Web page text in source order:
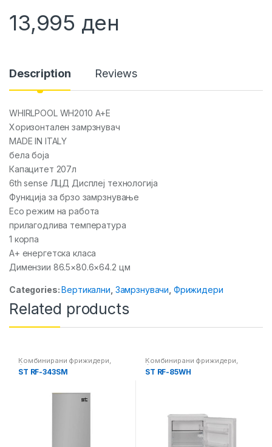
13,995 ден
Description Reviews
WHIRLPOOL WH2010 A+E
Хоризонтален замрзнувач
MADE IN ITALY
бела боја
Капацитет 207л
6th sense ЛЦД Дисплеј технологија
Функција за брзо замрзнување
Еco режим на работа
прилагодлива температура
1 корпа
А+ енергетска класа
Димензии 86.5×80.6×64.2 цм
Categories:Вертикални Замрзнувачи Фрижидери
Related products
Комбинирани фрижидери,
Фрижидери
ST RF-343SM
Комбинирани фрижидери,
Фрижидери
ST RF-85WH